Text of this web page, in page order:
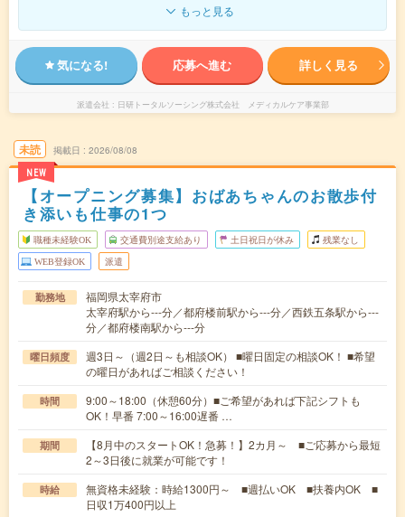
もっと見る
気になる! 応募へ進む 詳しく見る
派遣会社 日研トータルソーシング株式会社 メディカルケア事業部
未読
NEW
掲載日 2026/08/08
【オープニング募集】おばあちゃんのお散歩付
き添いも仕事の1つ
職種未経験OK 交通費別途支給あり 土日祝日が休み 残業なし
WEB登録OK 派遣
勤務地
福岡県太宰府市
太宰府駅から---分／都府楼前駅から---分／西鉄五条駅から---
分／都府楼南駅から---分
曜日頻度
週3日～（週2日～も相談OK） ■曜日固定の相談OK！ ■希望
の曜日があればご相談ください！
時間
9:00～18:00（休憩60分）■ご希望があれば下記シフトも
OK！早番 7:00～16:00遅番 …
期間
【8月中のスタートOK！急募！】2カ月～ ■ご応募から最短
2～3日後に就業が可能です！
時給
無資格未経験：時給1300円～ ■週払いOK ■扶養内OK ■
日収1万400円以上